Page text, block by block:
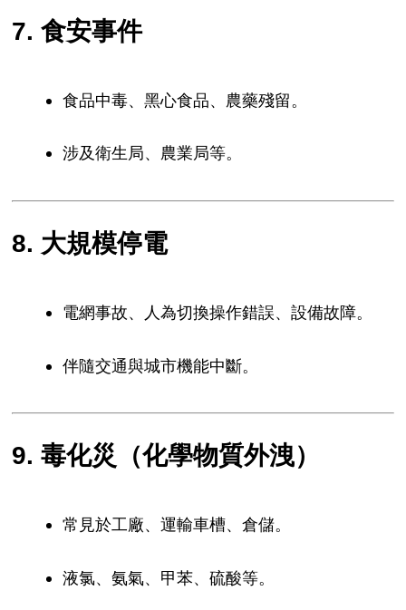
7. 食安事件
食品中毒、黑心食品、農藥殘留。
涉及衛生局、農業局等。
8. 大規模停電
電網事故、人為切換操作錯誤、設備故障。
伴隨交通與城市機能中斷。
9. 毒化災（化學物質外洩）
常見於工廠、運輸車槽、倉儲。
液氯、氨氣、甲苯、硫酸等。